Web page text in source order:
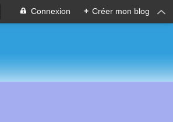
Connexion + Créer mon blog